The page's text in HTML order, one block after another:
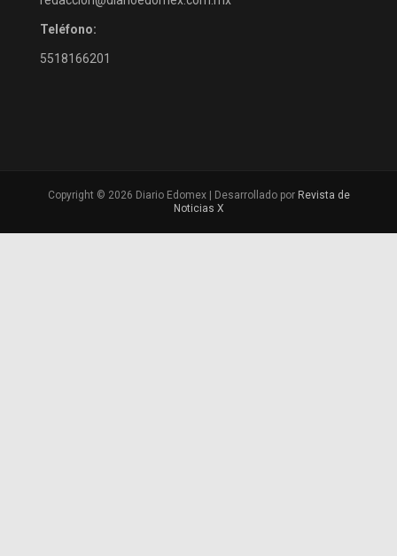
Teléfono:
5518166201
Copyright © 2026 Diario Edomex | Desarrollado por Revista de
Noticias X